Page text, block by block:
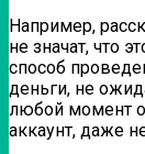
Например,
не значат, что
способ
деньги, не
любой момент
аккаунт, даже